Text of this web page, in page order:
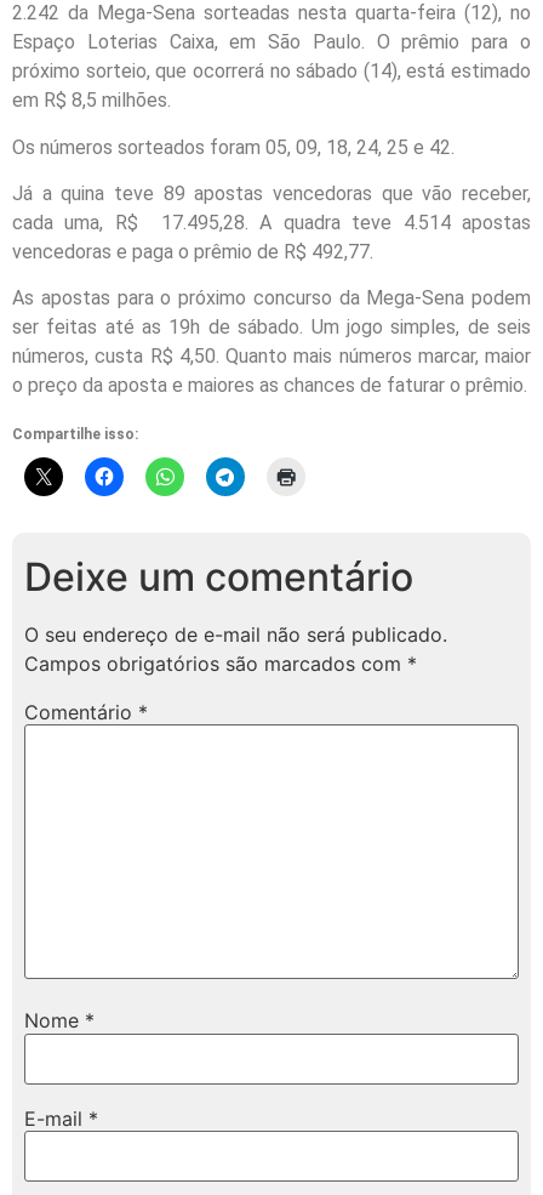
2.242 da Mega-Sena sorteadas nesta quarta-feira (12), no
Espaço Loterias Caixa, em São Paulo. O prêmio para o
próximo sorteio, que ocorrerá no sábado (14), está estimado
em R$ 8,5 milhões.
Os números sorteados foram 05, 09, 18, 24, 25 e 42.
Já a quina teve 89 apostas vencedoras que vão receber,
cada uma, R$ 17.495,28. A quadra teve 4.514 apostas
vencedoras e paga o prêmio de R$ 492,77.
As apostas para o próximo concurso da Mega-Sena podem
ser feitas até as 19h de sábado. Um jogo simples, de seis
números, custa R$ 4,50. Quanto mais números marcar, maior
o preço da aposta e maiores as chances de faturar o prêmio.
Compartilhe isso:
Deixe um comentário
O seu endereço de e-mail não será publicado.
Campos obrigatórios são marcados com *
Comentário *
Nome *
E-mail *